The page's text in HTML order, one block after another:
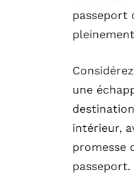
passeport
une
intérieur,
promesse
passeport.